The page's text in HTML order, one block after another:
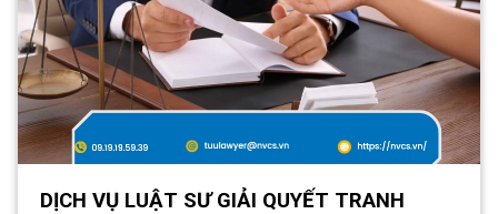
DỊCH VỤ LUẬT SƯ GIẢI QUYẾT TRANH